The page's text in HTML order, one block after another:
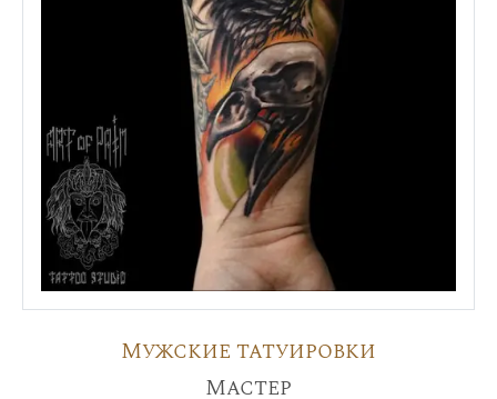
Мужские татуировки
Мастер